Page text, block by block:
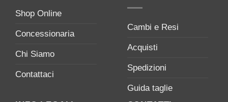
Shop Online
Concessionaria
Chi Siamo
Contattaci
Cambi e Resi
Acquisti
Spedizioni
Guida taglie